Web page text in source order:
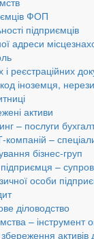
ФОП
підприємців
адреси
реєстраційних
іноземця,
активи
– послуги
компаній –
бізнес-груп
–
особи
діловодство
– інструмент
активів